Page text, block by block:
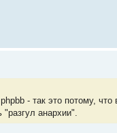
- так это потому, что
анархии".